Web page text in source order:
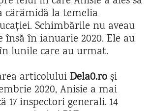
cărămidă la temelia
Schimbările nu aveau
însă în ianuarie 2020. Ele au
lunile care au urmat.
articoluluiDela0.roși
2020, Anisie a mai
17 inspectori generali. 14